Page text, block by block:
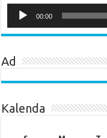
Player
00:00
Ad
Kalenda